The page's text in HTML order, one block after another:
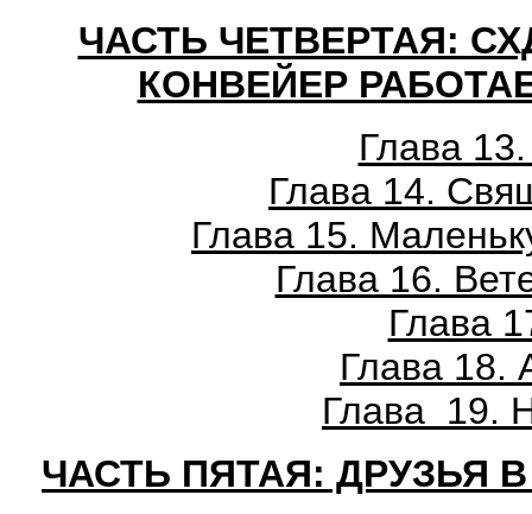
ЧАСТЬ ЧЕТВЕРТАЯ:
КОНВЕЙЕР
Глава
Глава 14.
Глава 15.
Глава 16.
Глава
Глава 18.
Глава 19.
ЧАСТЬ ПЯТАЯ: ДРУЗЬЯ